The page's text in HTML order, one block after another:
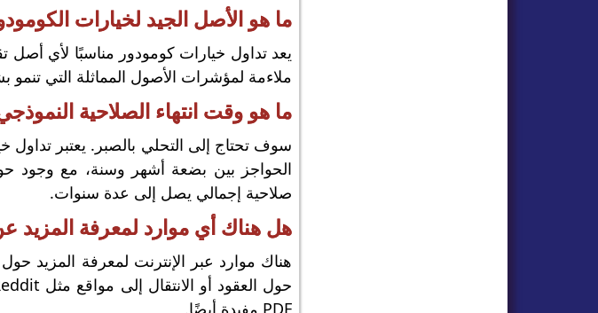
ما هو الأصل الجيد لخيارات
يعد تداول خيارات كومودور مناسبًا لأي
ملاءمة لمؤشرات الأصول المماثلة التي
ما هو وقت انتهاء الصلاحية
سوف تحتاج إلى التحلي بالصبر. يعتبر
الحواجز بين بضعة أشهر وسنة، مع وجود
صلاحية إجمالي يصل إلى عدة سنوات.
هل هناك أي موارد لمعرفة المزيد
PDF مفيدة أيضًا.